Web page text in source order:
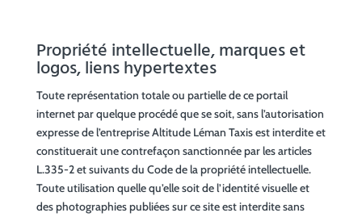
Propriété intellectuelle, marques et
logos, liens hypertextes
Toute représentation totale ou partielle de ce portail
internet par quelque procédé que se soit, sans l’autorisation
expresse de l’entreprise Altitude Léman Taxis est interdite et
constituerait une contrefaçon sanctionnée par les articles
L.335-2 et suivants du Code de la propriété intellectuelle.
Toute utilisation quelle qu’elle soit de l’identité visuelle et
des photographies publiées sur ce site est interdite sans